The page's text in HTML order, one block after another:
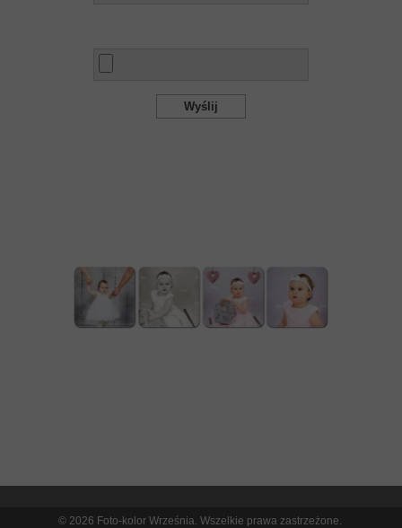
Wyślij
© 2026 Foto-kolor Września. Wszelkie prawa zastrzeżone.